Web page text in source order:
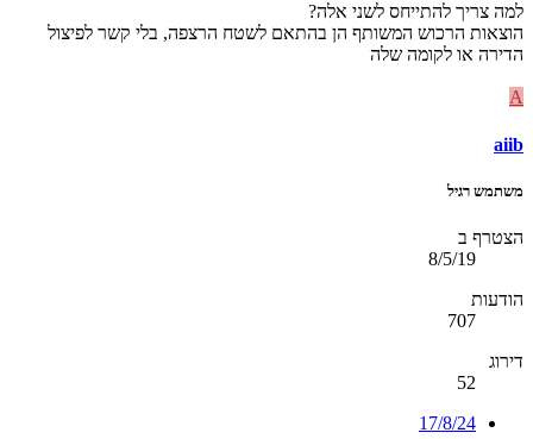
למה צריך להתייחס לשני אלה?
הוצאות הרכוש המשותף הן בהתאם לשטח הרצפה, בלי קשר לפיצול
הדירה או לקומה שלה
A
aiib
משתמש רגיל
הצטרף ב
8/5/19
הודעות
707
דירוג
52
17/8/24